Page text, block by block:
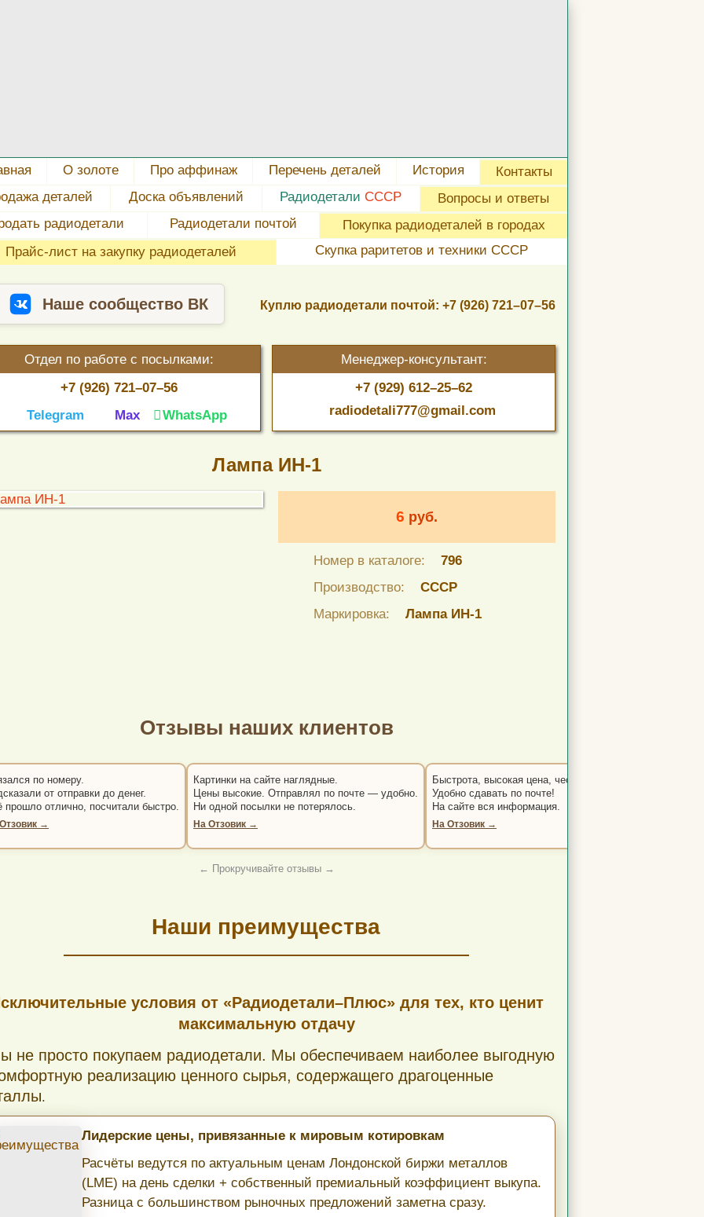
О золоте Про аффинаж Перечень деталей История
Контакты
деталей
Доска объявлений Радиодетали СССР
Вопросы и ответы
радиодетали
Радиодетали почтой
Покупка радиодеталей в городах
Прайс-лист на закупку радиодеталей
Скупка раритетов и техники СССР
Наше сообщество ВК Куплю радиодетали почтой: +7 (926) 721–07–56
Отдел по работе с посылками:
+7 (926) 721–07–56
Telegram
Max WhatsApp
Менеджер-консультант:
+7 (929) 612–25–62
radiodetali777@gmail.com
Лампа ИН-1
6 руб.
Номер в каталоге:
796
Производство:
СССР
Маркировка:
Лампа ИН-1
Отзывы наших клиентов
по номеру.
от отправки до денег.
прошло отлично, посчитали быстро.
→
Картинки на сайте наглядные.
Цены высокие. Отправлял по почте — удобно.
Ни одной посылки не потерялось.
На Отзовик →
Быстрота, высокая цена, честность.
Удобно сдавать по почте!
На сайте вся информация.
На Отзовик →
← Прокручивайте отзывы →
Наши преимущества
условия от «Радиодетали–Плюс» для тех, кто ценит
максимальную отдачу
не просто покупаем радиодетали. Мы обеспечиваем наиболее выгодную
реализацию ценного сырья, содержащего драгоценные
.
Лидерские цены, привязанные к мировым котировкам
Расчёты ведутся по актуальным ценам Лондонской биржи металлов
(LME) на день сделки + собственный премиальный коэффициент выкупа.
Разница с большинством рыночных предложений заметна сразу.